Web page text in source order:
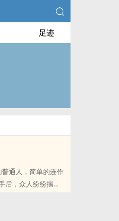
足迹
通人，简单的连作
后，众人纷纷揣